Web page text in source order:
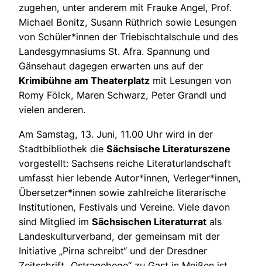
zugehen, unter anderem mit Frauke Angel, Prof.
Michael Bonitz, Susann Rüthrich sowie Lesungen
von Schüler*innen der Triebischtalschule und des
Landesgymnasiums St. Afra. Spannung und
Gänsehaut dagegen erwarten uns auf der
Krimibühne am Theaterplatz mit Lesungen von
Romy Fölck, Maren Schwarz, Peter Grandl und
vielen anderen.
Am Samstag, 13. Juni, 11.00 Uhr wird in der
Stadtbibliothek die Sächsische Literaturszene
vorgestellt: Sachsens reiche Literaturlandschaft
umfasst hier lebende Autor*innen, Verleger*innen,
Übersetzer*innen sowie zahlreiche literarische
Institutionen, Festivals und Vereine. Viele davon
sind Mitglied im Sächsischen Literaturrat als
Landeskulturverband, der gemeinsam mit der
Initiative „Pirna schreibt“ und der Dresdner